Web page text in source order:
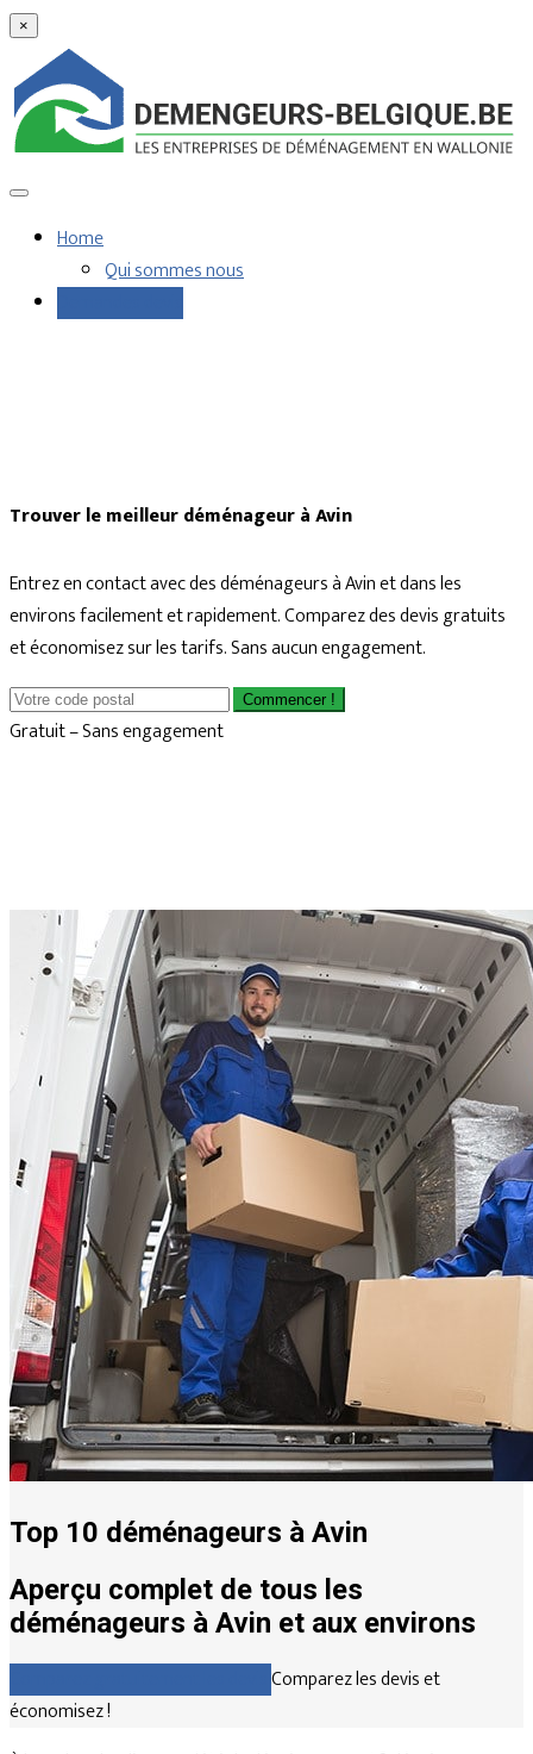
×
Home
Qui sommes nous
Trouver le meilleur déménageur à Avin
Entrez en contact avec des déménageurs à Avin et dans les
environs facilement et rapidement. Comparez des devis gratuits
et économisez sur les tarifs. Sans aucun engagement.
Commencer !
Gratuit – Sans engagement
Top 10 déménageurs à Avin
Aperçu complet de tous les
déménageurs à Avin et aux environs
Comparez les devis et
économisez !